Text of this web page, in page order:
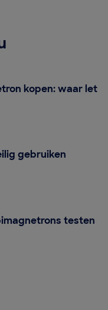
kopen: waar let
gebruiken
testen